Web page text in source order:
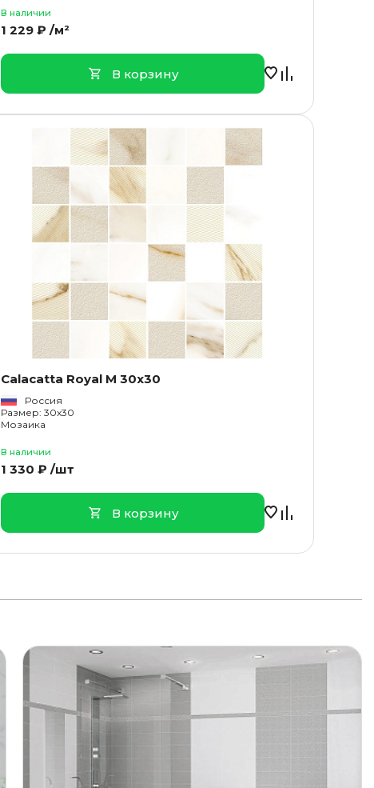
В наличии
1 229 ₽ /м²
В корзину
Calacatta Royal М 30x30
Россия
Размер: 30x30
Мозаика
В наличии
1 330 ₽ /шт
В корзину